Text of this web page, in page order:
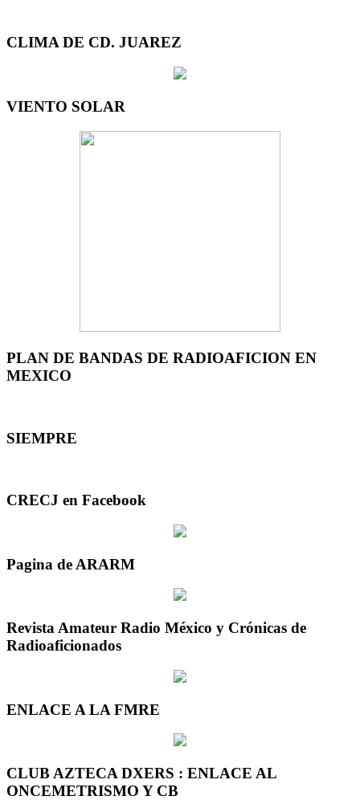
CLIMA DE CD. JUAREZ
VIENTO SOLAR
PLAN DE BANDAS DE RADIOAFICION EN
MEXICO
SIEMPRE
CRECJ en Facebook
Pagina de ARARM
Revista Amateur Radio México y Crónicas de
Radioaficionados
ENLACE A LA FMRE
CLUB AZTECA DXERS : ENLACE AL
ONCEMETRISMO Y CB